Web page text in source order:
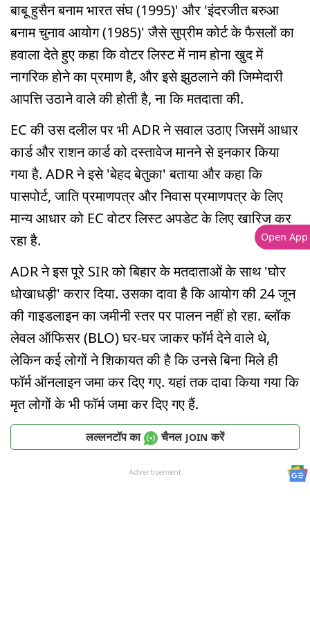
बाबू हुसैन बनाम भारत संघ (1995)' और 'इंदरजीत बरुआ
बनाम चुनाव आयोग (1985)' जैसे सुप्रीम कोर्ट के फैसलों का
हवाला देते हुए कहा कि वोटर लिस्ट में नाम होना खुद में
नागरिक होने का प्रमाण है, और इसे झुठलाने की जिम्मेदारी
आपत्ति उठाने वाले की होती है, ना कि मतदाता की.
EC की उस दलील पर भी ADR ने सवाल उठाए जिसमें आधार
कार्ड और राशन कार्ड को दस्तावेज मानने से इनकार किया
गया है. ADR ने इसे 'बेहद बेतुका' बताया और कहा कि
पासपोर्ट, जाति प्रमाणपत्र और निवास प्रमाणपत्र के लिए
मान्य आधार को EC वोटर लिस्ट अपडेट के लिए खारिज कर
रहा है.
ADR ने इस पूरे SIR को बिहार के मतदाताओं के साथ 'घोर
धोखाधड़ी' करार दिया. उसका दावा है कि आयोग की 24 जून
की गाइडलाइन का जमीनी स्तर पर पालन नहीं हो रहा. ब्लॉक
लेवल ऑफिसर (BLO) घर-घर जाकर फॉर्म देने वाले थे,
लेकिन कई लोगों ने शिकायत की है कि उनसे बिना मिले ही
फॉर्म ऑनलाइन जमा कर दिए गए. यहां तक दावा किया गया कि
मृत लोगों के भी फॉर्म जमा कर दिए गए हैं.
लल्लनटॉप का चैनल JOIN करें
Advertisement
Open App